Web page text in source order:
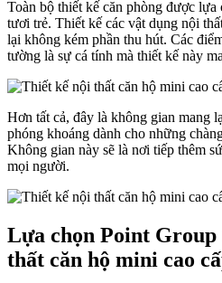
Toàn bộ thiết kế căn phòng được lựa
tươi trẻ. Thiết kế các vật dụng nội
lại không kém phần thu hút. Các
tường là sự cá tính mà thiết kế này
Hơn tất cả, đây là không gian mang
phóng khoáng dành cho những
Không gian này sẽ là nơi tiếp thêm
mọi người.
Lựa chọn Point
thất căn hộ mini cao